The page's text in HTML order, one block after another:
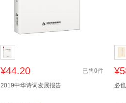
¥44.20 已售0件
2019中华诗词发展报告 必